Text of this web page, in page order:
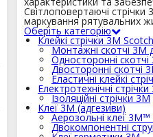
Світлоповертаючі стрічки
маркування рятувальних
Оберіть категорію
Клейкі стрічки 3М
Монтажні скотчі 3М
Односторонні
Двосторонні скотчі
Еластичні клейкі
Електротехнічні
Ізоляційні стрічки 3М
Клеї 3М (адгезиви)
Аерозольні клеї
Двокомпонентні